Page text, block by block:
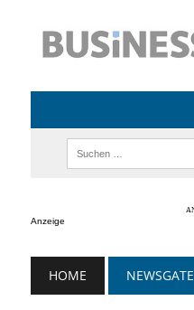
Anzeige
HOME NEWSGATE